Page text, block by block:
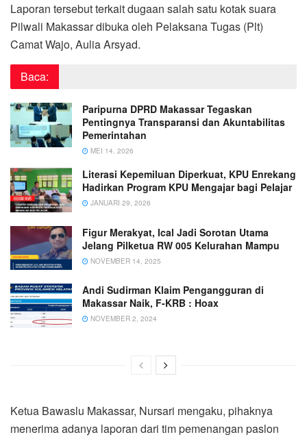
Laporan tersebut terkait dugaan salah satu kotak suara
Pilwali Makassar dibuka oleh Pelaksana Tugas (Plt)
Camat Wajo, Aulia Arsyad.
Baca:
Paripurna DPRD Makassar Tegaskan
Pentingnya Transparansi dan Akuntabilitas
Pemerintahan
MEI 14, 2026
Literasi Kepemiluan Diperkuat, KPU Enrekang
Hadirkan Program KPU Mengajar bagi Pelajar
JANUARI 29, 2026
Figur Merakyat, Ical Jadi Sorotan Utama
Jelang Pilketua RW 005 Kelurahan Mampu
NOVEMBER 14, 2025
Andi Sudirman Klaim Pengangguran di
Makassar Naik, F-KRB : Hoax
NOVEMBER 2, 2024
Ketua Bawaslu Makassar, Nursari mengaku, pihaknya
menerima adanya laporan dari tim pemenangan paslon